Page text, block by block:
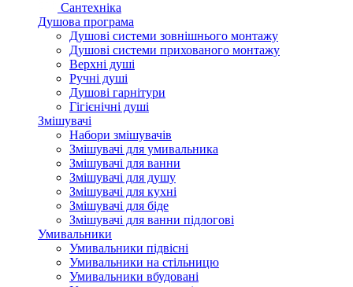
Сантехніка
Душова програма
Душові системи зовнішнього монтажу
Душові системи прихованого монтажу
Верхні душі
Ручні душі
Душові гарнітури
Гігієнічні душі
Змішувачі
Набори змішувачів
Змішувачі для умивальника
Змішувачі для ванни
Змішувачі для душу
Змішувачі для кухні
Змішувачі для біде
Змішувачі для ванни підлогові
Умивальники
Умивальники підвісні
Умивальники на стільницю
Умивальники вбудовані